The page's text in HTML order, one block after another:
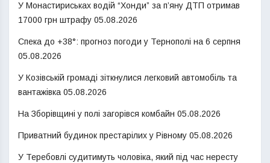
У Монастириськах водій “Хонди” за п’яну ДТП отримав
17000 грн штрафу 05.08.2026
Спека до +38°: прогноз погоди у Тернополі на 6 серпня
05.08.2026
У Козівській громаді зіткнулися легковий автомобіль та
вантажівка 05.08.2026
На Зборівщині у полі загорівся комбайн 05.08.2026
Приватний будинок престарілих у Рівному 05.08.2026
У Теребовлі судитимуть чоловіка, який під час нересту